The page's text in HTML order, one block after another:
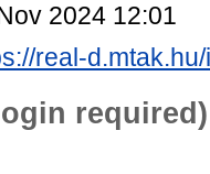
2024 12:01
real-
required)